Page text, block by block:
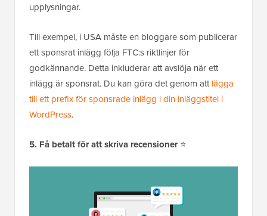
upplysningar.
Till exempel, i USA måste en bloggare som publicerar
ett sponsrat inlägg följa FTC:s riktlinjer för
godkännande. Detta inkluderar att avslöja när ett
inlägg är sponsrat. Du kan göra det genom attlägga
till ett prefix för sponsrade inlägg i din inläggstitel i
WordPress.
5. Få betalt för att skriva recensioner⭐